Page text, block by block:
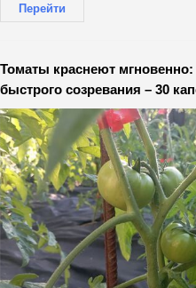
Перейти
Томаты краснеют мгновенно:
быстрого созревания – 30